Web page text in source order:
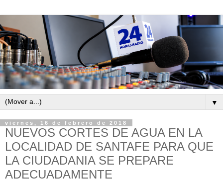
▼
viernes, 16 de febrero de 2018
NUEVOS CORTES DE AGUA EN LA
LOCALIDAD DE SANTAFE PARA QUE
LA CIUDADANIA SE PREPARE
ADECUADAMENTE